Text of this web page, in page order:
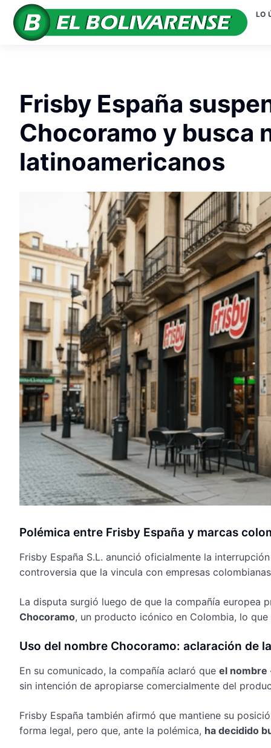
LO
Frisby España
Chocoramo y busca
latinoamericanos
Polémica entre Frisby España y marcas
Frisby España S.L. anunció oficialmente la
controversia que la vincula con empresas
La disputa surgió luego de que la compañía europea
Chocoramo, un producto icónico en Colombia, lo
Uso del nombre Chocoramo: aclaración de
En su comunicado, la compañía aclaró que el nombre
sin intención de apropiarse comercialmente del
Frisby España también afirmó que mantiene su
forma legal, pero que, ante la polémica, ha decidido